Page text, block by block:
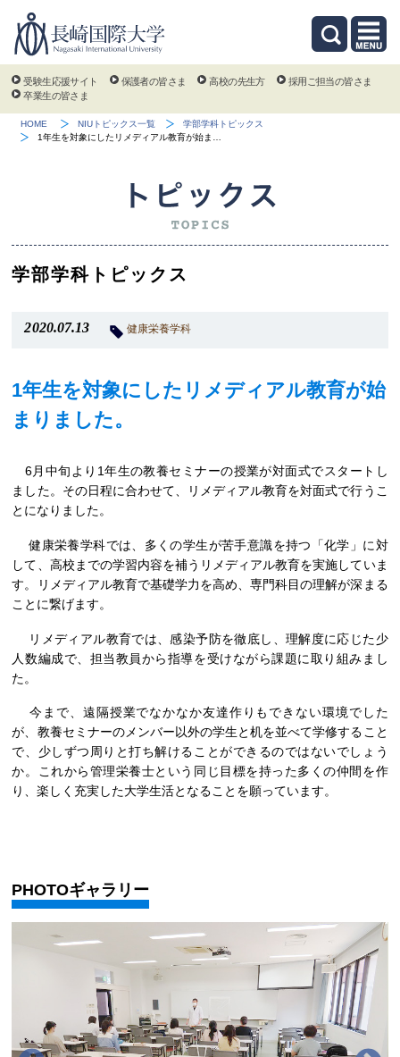
受験生応援サイト 保護者の皆さま 高校の先生方
採用ご担当の皆さま
卒業生の皆さま
HOME NIUトピックス一覧
学部学科トピックス
1年生を対象にしたリメディアル教育が始ま…
学部学科トピックス
2020.07.13 健康栄養学科
1年生を対象にしたリメディアル教育が始
まりました。
6月中旬より 1年生の教養セミナーの授業が対面式でスタートし
ました。その日程に合わせて、リメディアル教育を対面式で行うこ
とになりました。
健康栄養学科では、多くの学生が苦手意識を持つ「化学」に対
して、高校までの学習内容を補うリメディアル教育を実施していま
す。リメディアル教育で基礎学力を高め、専門科目の理解が深まる
ことに繋げます。
リメディアル教育では、感染予防を徹底し、理解度に応じた少
人数編成で、担当教員から指導を受けながら課題に取り組みまし
た。
今まで、遠隔授業でなかなか友達作りもできない環境でした
が、教養セミナーのメンバー以外の学生と机を並べて学修すること
で、少しずつ周りと打ち解けることができるのではないでしょう
か。これから管理栄養士という同じ目標を持った多くの仲間を作
り、楽しく充実した大学生活となることを願っています。
PHOTOギャラリー